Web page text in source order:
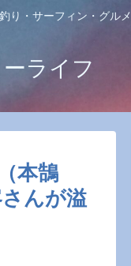
り・サーフィン・グルメ
ライフ
本鵠
んが溢